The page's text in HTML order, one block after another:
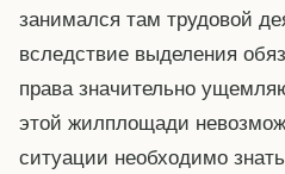
занимался там трудовой
вследствие выделения
права значительно
этой жилплощади
ситуации необходимо